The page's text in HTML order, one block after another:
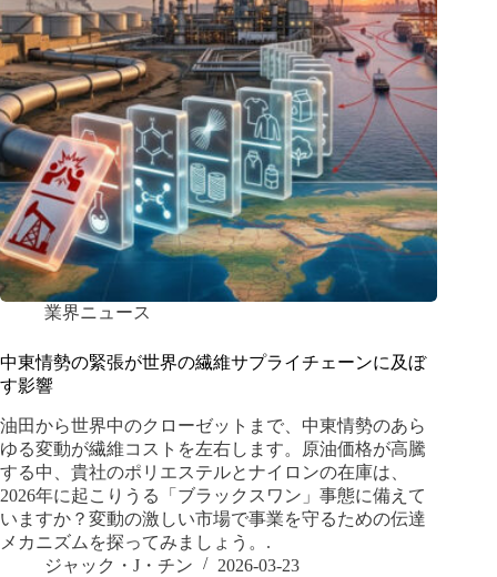
業界ニュース
中東情勢の緊張が世界の繊維サプライチェーンに及ぼ
す影響
油田から世界中のクローゼットまで、中東情勢のあら
ゆる変動が繊維コストを左右します。原油価格が高騰
する中、貴社のポリエステルとナイロンの在庫は、
2026年に起こりうる「ブラックスワン」事態に備えて
いますか？変動の激しい市場で事業を守るための伝達
メカニズムを探ってみましょう。.
ジャック・J・チン
2026-03-23